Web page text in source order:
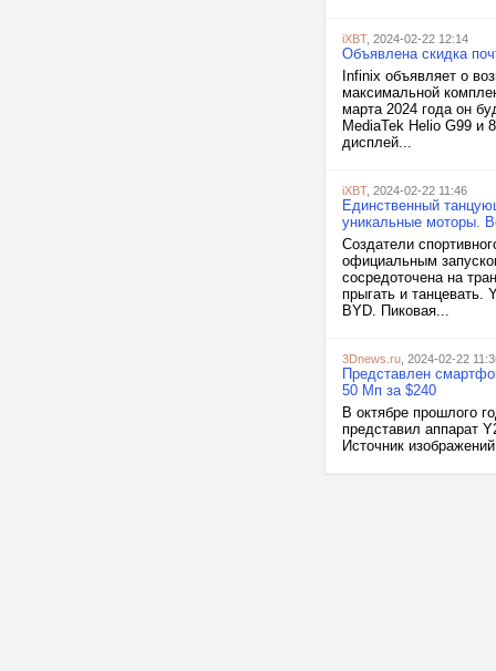
iXBT, 2024-02-22 12:14
Объявлена скидка
Infinix объявляет о
максимальной
марта 2024 года он
MediaTek Helio G99 и
дисплей...
iXBT, 2024-02-22 11:46
Единственный
уникальные моторы.
Создатели
официальным
сосредоточена на
прыгать и танцевать.
BYD. Пиковая...
3Dnews.ru , 2024-02-22
Представлен
50 Мп за $240
В октябре прошлого
представил аппарат
Источник